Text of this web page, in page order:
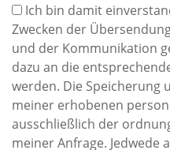
Ich bin damit
Zwecken der
und der Kommunikation genutzt werden können und
dazu an die
werden. Die Speicherung und
meiner erhobenen
ausschließlich der
meiner Anfrage. Jedwede